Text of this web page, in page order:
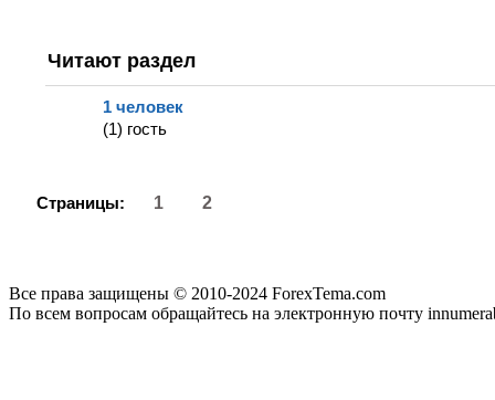
Читают раздел
1 человек
(1) гость
Страницы: 1 2
Все права защищены © 2010-2024 ForexTema.com
По всем вопросам обращайтесь на электронную почту